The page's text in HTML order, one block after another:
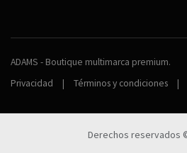
ADAMS - Boutique multimarca premium.
Privacidad
| Términos y condiciones |
Derechos reservados